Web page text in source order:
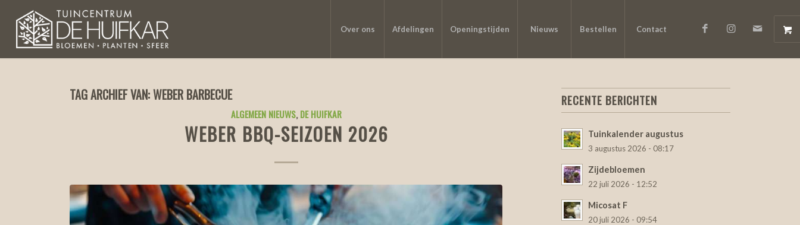
Over ons Afdelingen Openingstijden Nieuws Bestellen Contact
TAG ARCHIEF VAN:WEBER BARBECUE
ALGEMEEN NIEUWS,DE HUIFKAR
WEBER BBQ-SEIZOEN 2026
RECENTE BERICHTEN
Tuinkalender augustus
3 augustus 2026 - 08:17
Zijdebloemen
22 juli 2026 - 12:52
Micosat F
20 juli 2026 - 09:54